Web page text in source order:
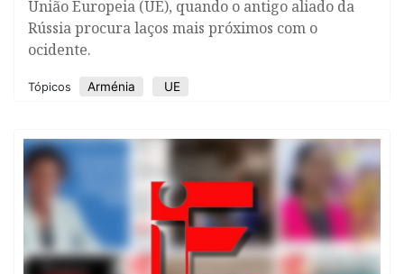
União Europeia (UE), quando o antigo aliado da
Rússia procura laços mais próximos com o
ocidente.
Tópicos Arménia UE